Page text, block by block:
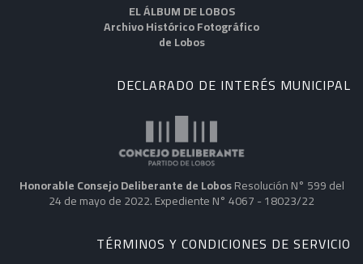
EL ÁLBUM DE LOBOS
Archivo Histórico Fotográfico
de Lobos
DECLARADO DE INTERÉS MUNICIPAL
Honorable Consejo Deliberante de LobosResolución N° 599 del
24 de mayo de 2022. Expediente N° 4067 - 18023/22
TÉRMINOS Y CONDICIONES DE SERVICIO